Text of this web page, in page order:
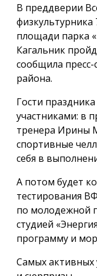
В преддверии
физкультурника
площади парка
Кагальник
сообщила
района.
Гости
участниками: в
тренера Ирины
спортивные
себя в
А потом будет
тестирования
по молодежной
студией
программу и
Самых активных